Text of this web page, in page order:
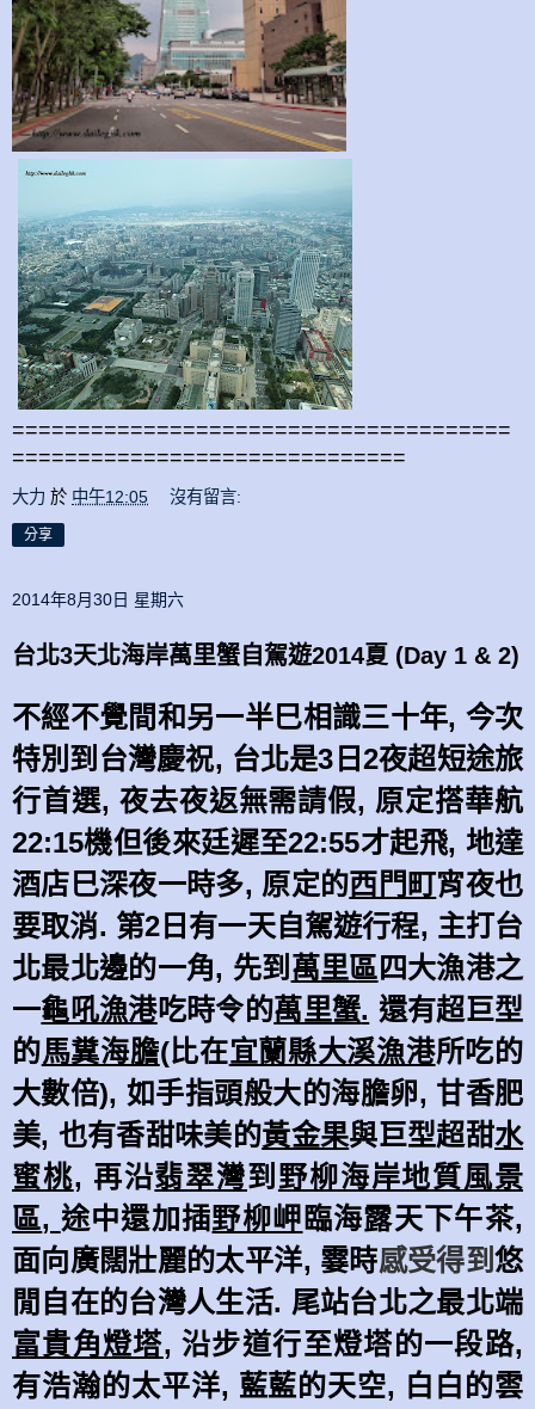
======================================
==============================
大力 於 中午12:05 沒有留言:
分享
2014年8月30日 星期六
台北3天北海岸萬里蟹自駕遊2014夏 (Day 1 & 2)
不經不覺間和另一半巳相識三十年, 今次
特別到台灣慶祝, 台北是3 日 2夜超短途旅
行首選, 夜去夜返無需請假, 原定搭華航
22:15機但後來廷遲至22:55才起飛, 地達
酒店巳深夜一時多, 原定的西門町宵夜也
要取消. 第2日有一天自駕遊行程, 主打台
北最北邊的一角, 先到 萬里區 四大漁港之
一龜吼漁港吃時令的萬里蟹. 還有超巨型
的馬糞海膽(比在宜蘭縣大溪漁港所吃的
大數倍), 如手指頭般大的海膽卵, 甘香肥
美, 也有香甜味美的黃金果與巨型超甜水
蜜桃, 再沿翡翠灣到 野柳海岸地質風景
區, 途中還加插野柳岬 臨海露天下午茶,
面向廣闊壯麗的太平洋, 霎時感受得到悠
閒自在的台灣人生活. 尾站台北之最北端
富貴角燈塔,沿步道行至燈塔的一段路,
有浩瀚的太平洋, 藍藍的天空, 白白的雲